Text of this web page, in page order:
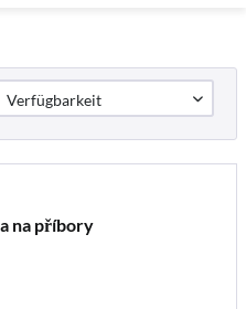
na příbory